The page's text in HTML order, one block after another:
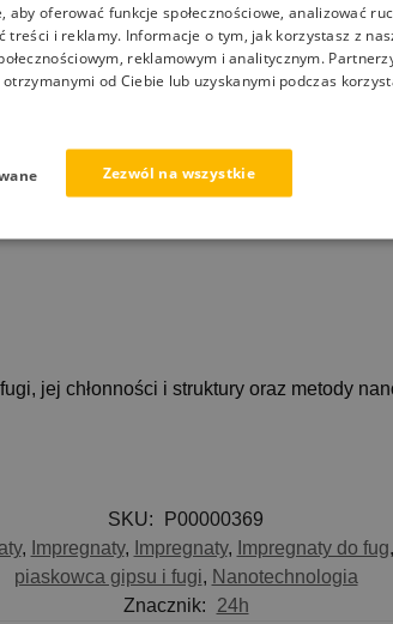
przed wnikaniem wody oraz
domowych. Impregnowana fuga otrzymuje
na zewnątrz pomieszczeń, na
jej chłonności i struktury oraz metody
SKU:
P00000369
, Impregnaty, Impregnaty, Impregnaty do fug,
piaskowca gipsu i fugi, Nanotechnologia
Znacznik:
24h
aby oferować funkcje społecznościowe, analizować
treści i reklamy. Informacje o tym, jak korzystasz z
reklamowym i analitycznym.
od Ciebie lub uzyskanymi podczas
Zezwól na wszystkie